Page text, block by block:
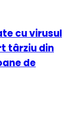
cu virusul
târziu din
de